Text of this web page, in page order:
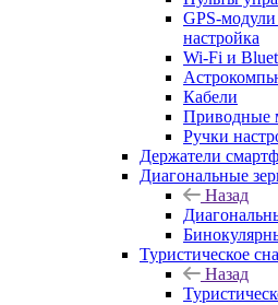
GPS-модули
настройка
Wi-Fi и
Кабели
Приводные
Ручки
Держатели
Диагональные
Назад
Туристическое
Назад